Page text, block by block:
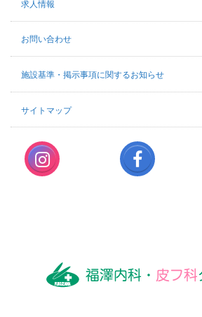
求人情報
お問い合わせ
施設基準・掲示事項に関するお知らせ
サイトマップ